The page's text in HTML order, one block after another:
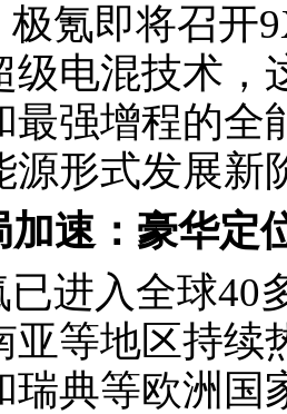
极氪即将召开
级电混技术，
最强增程的全
源形式发展新
加速：豪华定
已进入全球40
亚等地区持续
瑞典等欧洲国